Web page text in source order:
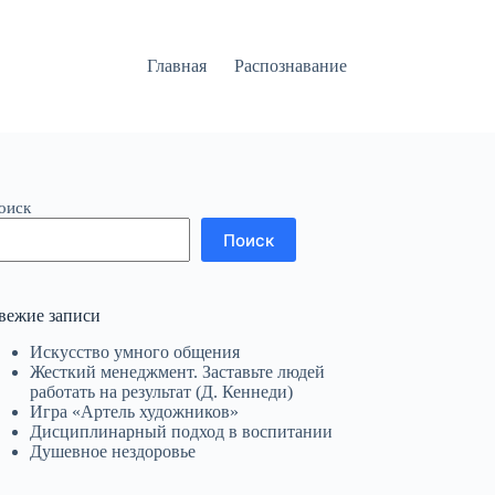
Главная Распознавание
Поиск
записи
Искусство умного общения
Жесткий менеджмент. Заставьте людей
работать на результат (Д. Кеннеди)
Игра «Артель художников»
Дисциплинарный подход в воспитании
Душевное нездоровье